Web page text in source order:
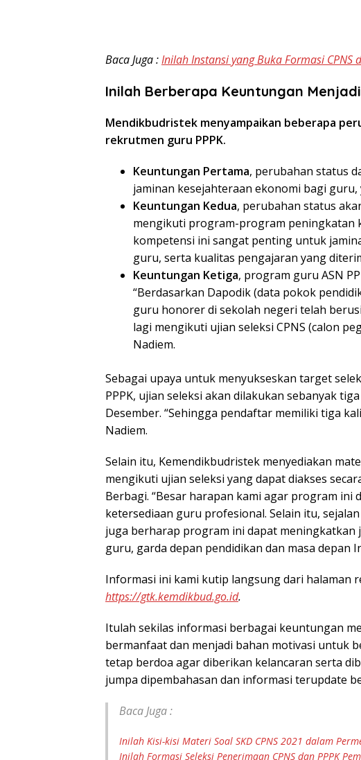
Baca Juga :Inilah Instansi yang Buka Formasi CPNS
Inilah Berberapa Keuntungan Menjadi
Mendikbudristek menyampaikan beberapa
rekrutmen guru PPPK.
Keuntungan Pertama, perubahan status
jaminan kesejahteraan ekonomi bagi
Keuntungan Kedua, perubahan status
mengikuti program-program peningkatan
kompetensi ini sangat penting untuk
guru, serta kualitas pengajaran yang
Keuntungan Ketiga, program guru ASN
“Berdasarkan Dapodik (data pokok
guru honorer di sekolah negeri telah
lagi mengikuti ujian seleksi CPNS (calon
Nadiem.
Sebagai upaya untuk menyukseskan target
PPPK, ujian seleksi akan dilakukan sebanyak
Desember. “Sehingga pendaftar memiliki tiga
Nadiem.
Selain itu, Kemendikbudristek menyediakan
mengikuti ujian seleksi yang dapat diakses
Berbagi. “Besar harapan kami agar program
ketersediaan guru profesional. Selain itu,
juga berharap program ini dapat meningkatkan
guru, garda depan pendidikan dan masa depan
Informasi ini kami kutip langsung dari halaman
https://gtk.kemdikbud.go.id.
Itulah sekilas informasi berbagai keuntungan
bermanfaat dan menjadi bahan motivasi untuk
tetap berdoa agar diberikan kelancaran serta
jumpa dipembahasan dan informasi terupdate
Baca Juga :
Inilah Kisi-kisi Materi Soal SKD CPNS 2021 dalam
Inilah Formasi Seleksi Penerimaan CPNS dan PPPK